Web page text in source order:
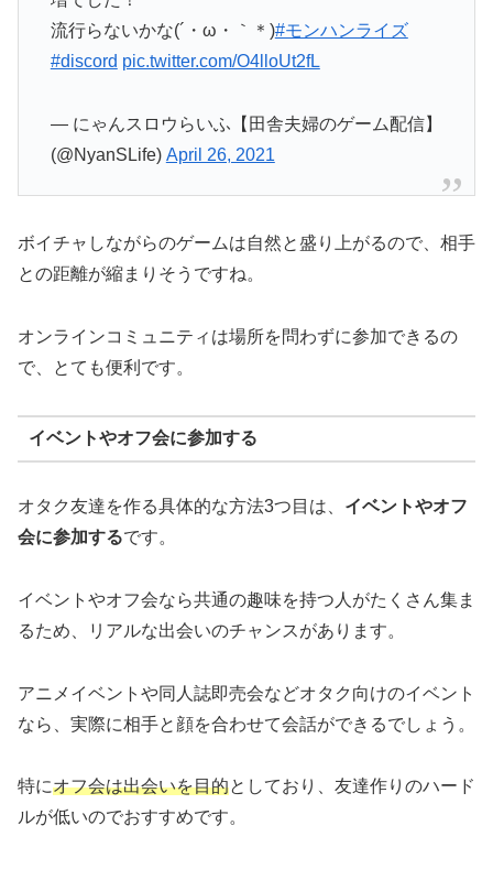
流行らないかな(´・ω・｀＊)#モンハンライズ
#discord pic.twitter.com/O4lloUt2fL
— にゃんスロウらいふ【田舎夫婦のゲーム配信】
(@NyanSLife) April 26, 2021
ボイチャしながらのゲームは自然と盛り上がるので、相手
との距離が縮まりそうですね。
オンラインコミュニティは場所を問わずに参加できるの
で、とても便利です。
イベントやオフ会に参加する
オタク友達を作る具体的な方法3つ目は、 イベントやオフ
会に参加するです。
イベントやオフ会なら共通の趣味を持つ人がたくさん集ま
るため、リアルな出会いのチャンスがあります。
アニメイベントや同人誌即売会などオタク向けのイベント
なら、実際に相手と顔を合わせて会話ができるでしょう。
特にオフ会は出会いを目的としており、友達作りのハード
ルが低いのでおすすめです。